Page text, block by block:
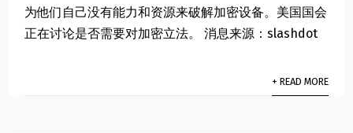
为他们自己没有能力和资源来破解加密设备。美国国会
正在讨论是否需要对加密立法。 消息来源：slashdot
+ READ MORE